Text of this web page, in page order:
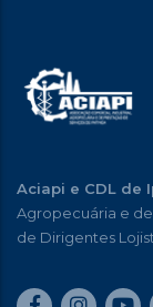
Aciapi e CDL de
Agropecuária e
de Dirigentes